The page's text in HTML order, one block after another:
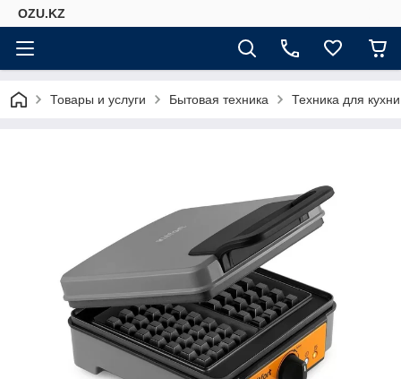
OZU.KZ
Товары и услуги Бытовая техника Техника для кухни